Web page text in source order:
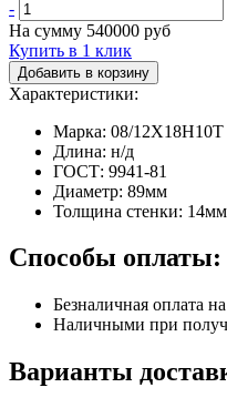
-
На сумму 540000 руб
Купить в 1 клик
Добавить в корзину
Характеристики:
Марка: 08/12Х18Н10Т
Длина: н/д
ГОСТ: 9941-81
Диаметр: 89мм
Толщина стенки: 14мм
Способы оплаты:
Безналичная оплата
Наличными при
Варианты